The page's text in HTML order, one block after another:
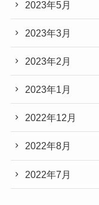
2024年1月
2023年12月
2023年11月
2023年10月
2023年9月
2023年8月
2023年6月